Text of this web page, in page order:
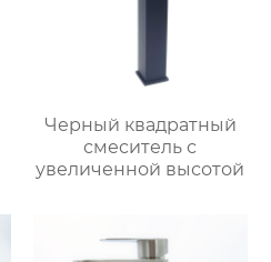
Черный квадратный
смеситель с
увеличенной высотой